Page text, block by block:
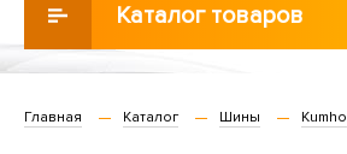
Каталог товаров
Главная Каталог Шины Kumho